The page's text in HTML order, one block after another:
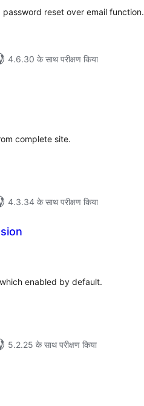
reset over email function.
4.6.30 के साथ परीक्षण किया
complete site.
4.3.34 के साथ परीक्षण किया
enabled by default.
5.2.25 के साथ परीक्षण किया